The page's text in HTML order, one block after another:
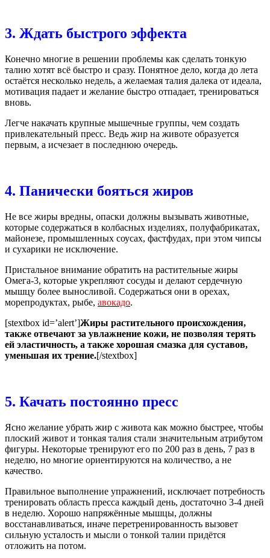
3. Ждать быстрого эффекта
Конечно многие в решении проблемы как сделать тонкую
талию хотят всё быстро и сразу. Понятное дело, когда до лета
остаётся несколько недель, а желаемая талия далека от идеала,
мотивация падает и желание быстро отпадает, тренироваться
вновь.
Легче накачать крупные мышечные группы, чем создать
привлекательный пресс. Ведь жир на животе образуется
первым, а исчезает в последнюю очередь.
4. Панически бояться жиров
Не все жиры вредны, опаски должны вызывать животные,
которые содержаться в колбасных изделиях, полуфабрикатах,
майонезе, промышленных соусах, фастфудах, при этом чипсы
и сухарики не исключение.
Пристальное внимание обратить на растительные жиры
Омега-3, которые укрепляют сосуды и делают сердечную
мышцу более выносливой. Содержаться они в орехах,
морепродуктах, рыбе, авокадо.
[stextbox id=’alert’]Жиры растительного происхождения,
также отвечают за увлажнение кожи, не позволяя терять
ей эластичность, а также хорошая смазка для суставов,
уменьшая их трение.[/stextbox]
5. Качать постоянно пресс
Ясно желание убрать жир с живота как можно быстрее, чтобы
плоский живот и тонкая талия стали значительным атрибутом
фигуры. Некоторые тренируют его по 200 раз в день, 7 раз в
неделю, но многие ориентируются на количество, а не
качество.
Правильное выполнение упражнений, исключает потребность
тренировать область пресса каждый день, достаточно 3-4 дней
в неделю. Хорошо напряжённые мышцы, должны
восстанавливаться, иначе перетренированность вызовет
сильную усталость и мысли о тонкой талии придётся
отложить на потом.